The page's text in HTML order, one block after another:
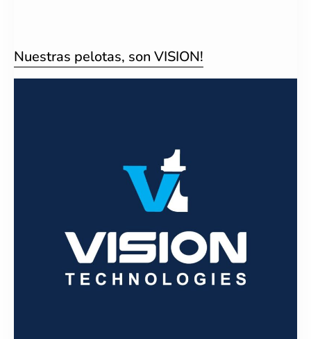
Nuestras pelotas, son VISION!